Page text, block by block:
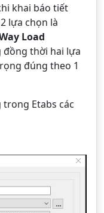
khai báo tiết
lựa chọn là
Load
đồng thời hai lựa
đúng theo 1
Etabs các